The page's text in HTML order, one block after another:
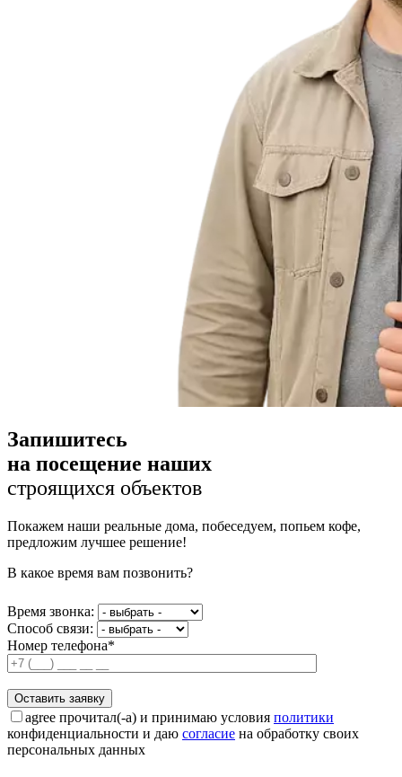
Запишитесь
на посещение наших
строящихся объектов
Покажем наши реальные дома, побеседуем, попьем кофе,
предложим лучшее решение!
В какое время вам позвонить?
Время звонка:
Способ связи:
Номер телефона*
agree прочитал(-а) и принимаю условия политики
конфиденциальности и даю согласие на обработку своих
персональных данных